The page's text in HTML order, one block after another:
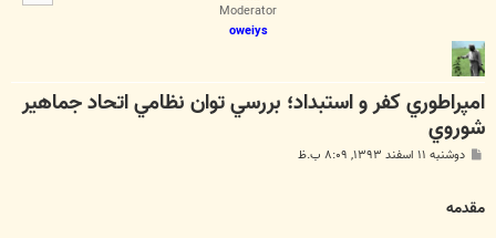
Moderator
oweiys
امپراطوري كفر و استبداد؛ بررسي توان نظامي اتحاد جماهير
شوروي
دوشنبه ۱۱ اسفند ۱۳۹۳, ۸:۰۹ ب.ظ
مقدمه